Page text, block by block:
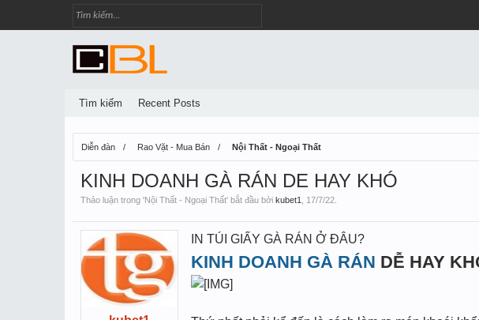
Diễn đàn Rao Vặt - Mua Bán Nội Thất - Ngoại Thất
KINH DOANH GÀ RÁN DE HAY KHÓ
Thảo luận trong 'Nội Thất - Ngoại Thất' bắt đầu bởi kubet1 17/7/22
IN TÚI GIẤY GÀ RÁN Ở ĐÂU?
KINH DOANH GÀ RÁN DỄ HAY
Tìm kiếm Recent Posts